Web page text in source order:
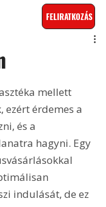
FELIRATKOZÁS
mellett
ezért érdemes a
és a
hagyni. Egy
indulását, de ez